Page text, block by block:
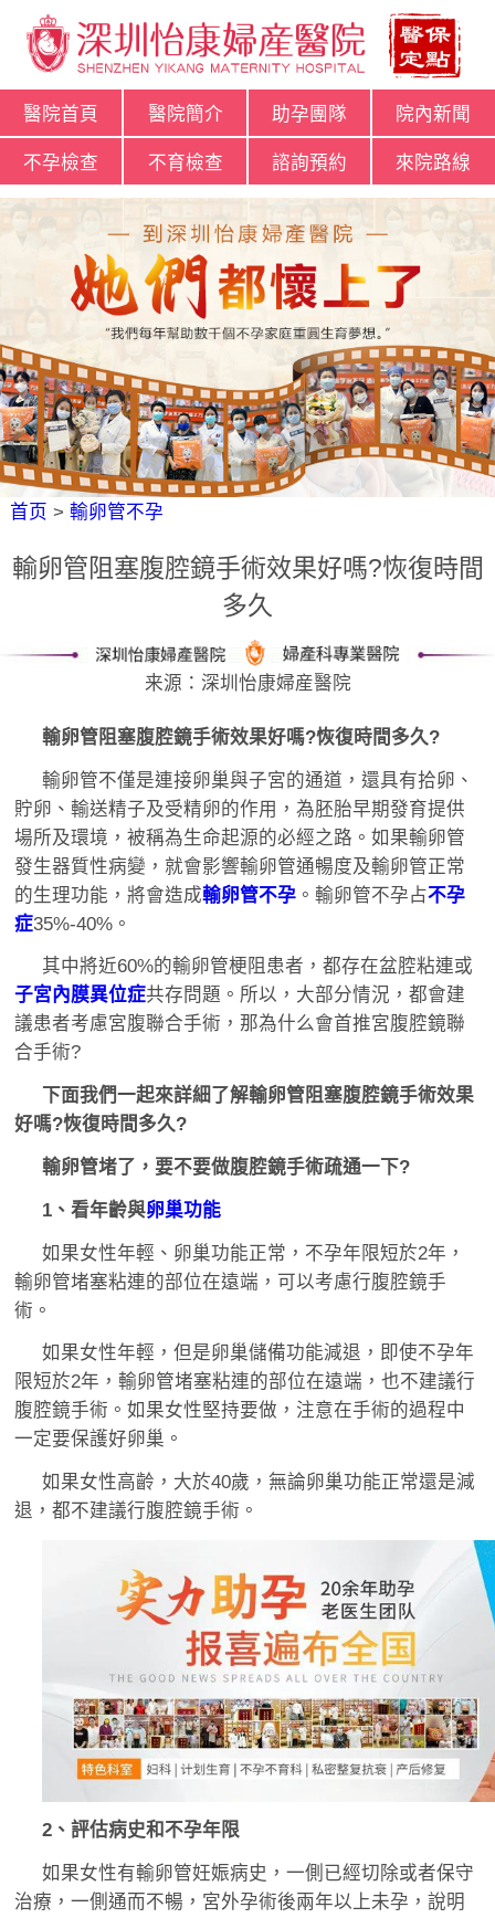
醫院首頁 醫院簡介 助孕團隊 院內新聞
不孕檢查 不育檢查 諮詢預約 來院路線
首页 > 輸卵管不孕
輸卵管阻塞腹腔鏡手術效果好嗎?恢復時間
多久
来源：深圳怡康婦産醫院
輸卵管阻塞腹腔鏡手術效果好嗎?恢復時間多久?
輸卵管不僅是連接卵巢與子宮的通道，還具有拾卵、
貯卵、輸送精子及受精卵的作用，為胚胎早期發育提供
場所及環境，被稱為生命起源的必經之路。如果輸卵管
發生器質性病變，就會影響輸卵管通暢度及輸卵管正常
的生理功能，將會造成輸卵管不孕。輸卵管不孕占不孕
症35%-40%。
其中將近60%的輸卵管梗阻患者，都存在盆腔粘連或
子宮內膜異位症共存問題。所以，大部分情況，都會建
議患者考慮宮腹聯合手術，那為什么會首推宮腹腔鏡聯
合手術?
下面我們一起來詳細了解輸卵管阻塞腹腔鏡手術效果
好嗎?恢復時間多久?
輸卵管堵了，要不要做腹腔鏡手術疏通一下?
1、看年齡與卵巢功能
如果女性年輕、卵巢功能正常，不孕年限短於2年，
輸卵管堵塞粘連的部位在遠端，可以考慮行腹腔鏡手
術。
如果女性年輕，但是卵巢儲備功能減退，即使不孕年
限短於2年，輸卵管堵塞粘連的部位在遠端，也不建議行
腹腔鏡手術。如果女性堅持要做，注意在手術的過程中
一定要保護好卵巢。
如果女性高齡，大於40歲，無論卵巢功能正常還是減
退，都不建議行腹腔鏡手術。
2、評估病史和不孕年限
如果女性有輸卵管妊娠病史，一側已經切除或者保守
治療，一側通而不暢，宮外孕術後兩年以上未孕，說明